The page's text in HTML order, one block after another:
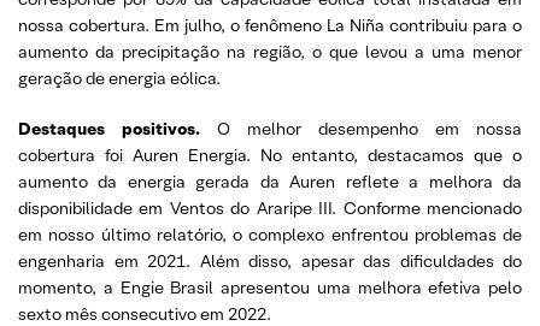
nossa cobertura. Em julho, o fenômeno La Niña contribuiu para o
aumento da precipitação na região, o que levou a uma menor
geração de energia eólica.
Destaques positivos. O melhor desempenho em nossa
cobertura foi Auren Energia. No entanto, destacamos que o
aumento da energia gerada da Auren reflete a melhora da
disponibilidade em Ventos do Araripe III. Conforme mencionado
em nosso último relatório, o complexo enfrentou problemas de
engenharia em 2021. Além disso, apesar das dificuldades do
momento, a Engie Brasil apresentou uma melhora efetiva pelo
sexto mês consecutivo em 2022.